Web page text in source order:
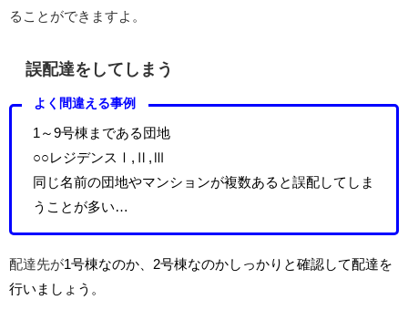
ることができますよ。
誤配達をしてしまう
よく間違える事例
1～9号棟まである団地
○○レジデンスⅠ,Ⅱ,Ⅲ
同じ名前の団地やマンションが複数あると誤配してしま
うことが多い…
配達先が1号棟なのか、2号棟なのかしっかりと確認して配達を
行いましょう。